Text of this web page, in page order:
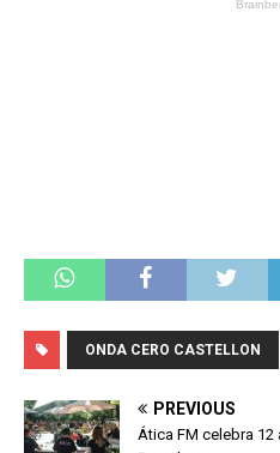
ONDA CERO CASTELLON
PREVIOUS
Ática FM celebra